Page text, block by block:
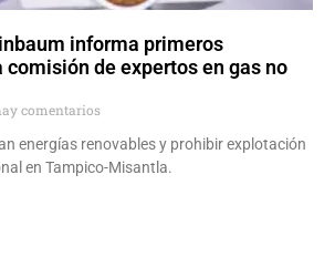
informa primeros
comisión de expertos en gas no
comentarios
energías renovables y prohibir explotación
en Tampico-Misantla.